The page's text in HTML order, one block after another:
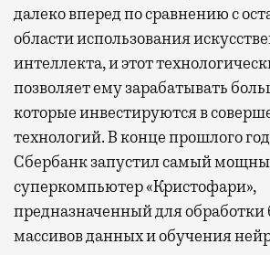
далеко вперед по сравнению с
области использования
интеллекта, и этот
позволяет ему зарабатывать
которые инвестируются в
технологий. В конце прошлого
Сбербанк запустил самый
суперкомпьютер «Кристофари»,
предназначенный для
массивов данных и обучения